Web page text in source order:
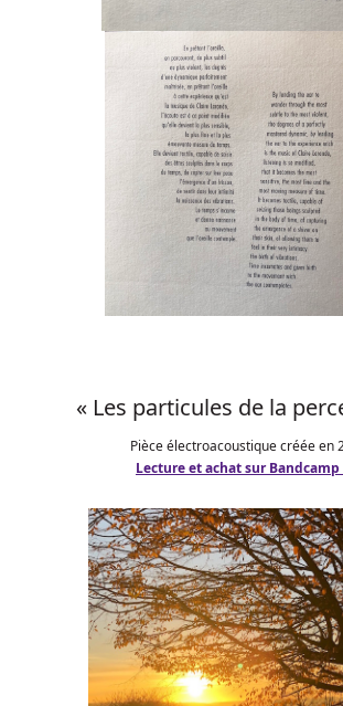
«Les particules de la
Pièce électroacoustique créée en
Lecture et achat sur Bandcamp